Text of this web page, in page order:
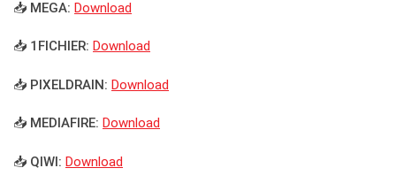
📥 MEGA: Download
📥 1FICHIER: Download
📥 PIXELDRAIN: Download
📥 MEDIAFIRE: Download
📥 QIWI: Download